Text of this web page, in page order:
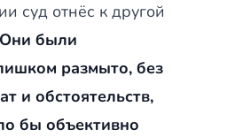
суд отнёс к другой
Они были
размыто, без
и обстоятельств,
бы объективно